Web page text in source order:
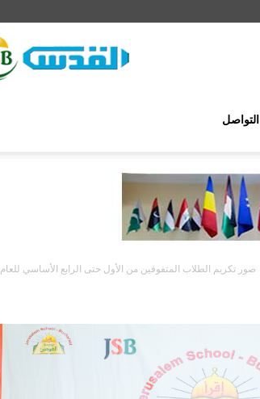
JSB
التواصل
صور تكريم الطلاب المتفوقين من الأول حتى الرابع الأساسي للعام 2018